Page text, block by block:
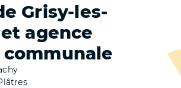
Grisy-les-
agence